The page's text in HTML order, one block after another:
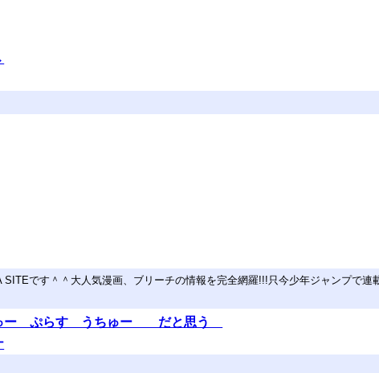
SITEです＾＾大人気漫画、ブリーチの情報を完全網羅!!!只今少年ジャンプで
ぷらす うちゅー だと思う